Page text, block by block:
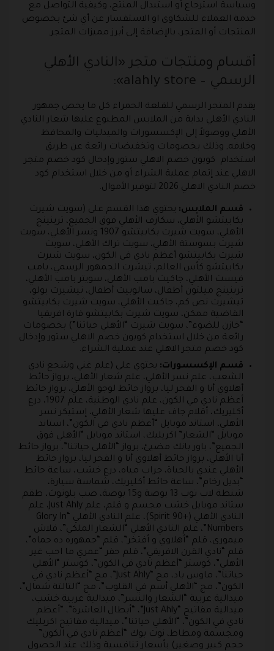
وسياسة استرجاع أو استبدال المنتج، وكيفية التواصل مع
خدمة العملاء للشكاوى او الاستفسار عن أي شئ بخصوص
المنتجات أو المتجر، بالإضافة إلى أبرز مميزات المتجر.
أقسام ومنتجات متجر «النادي الأهلي
الرسمي – alahly store»:
يقدم المتجر الرسمي للقلعة الحمراء كل ما يخص جمهور
النادي الأهلي بداية من الملابس المطبوع عليها شعار النادي
الأهلي ووصولاً إلى الإكسسورات والميدليات والمحافظ
وخلافه, وذلك بخصومات وتخفيضات رائعة عن طريق
استخدام كوبون خصم الاهلي ستور وإدخال كود خصم متجر
الاهلي عند إتمام عملية الشراء أو من خلال استخدام كود
خصم النادي الاهلي 2026 لتوفير الأموال.
قسم الملابس: يحتوي هذا القسم على (سويت شيرت
بكابيتشو الأهلي، سكارف الأهلي فوق الجميع، ترينينج
الأهلي، سويت شيرت بكابيتشو 1907 ونسر الأهلي، سويت
شيرت بسوستة الأهلي، سويت تراك الأهلي، سويت
شيرت بكابيتشو أعظم نادي فى الكون، سويت شيرت
بكابيتشو كأس العالم، تيشرت الجمهور الرسمي، بامب
فيست الأهلي، جاكيت بامب الأهلى، سويتر بامب الأهلي،
ترينينج ميلتون أطفال، سالوبيت أطفال، تيشيرت بولو،
تيشيرت نص كم، جاكيت الأهلي، سويت شيرت بكابيتشو
القاضية ممكن، سويت شيرت بكابيتشو قارة افريقيا
“خازن للضوء”، سويت شيرت “الأهلي حياتنا”) بخصومات
رائعة من خلال استخدام كوبون خصم الاهلي ستور وإدخال
كود خصم متجر الاهلي عند عملية الشراء.
قسم الإكسسورات: يحتوي على (علم غني وشجع نادي
الشعب، علم نسر الأهلي، علم شعار الأهلي، برواز حائط
أهلاوي أنا و الفخر ليا، برواز حائط لوجو الأهلي، برواز حائط
أعظم نادي في الكون، علم نادي الوطنية، علم 1907، درع
أكليريك، أقلام جاف عليها شعار الأهلي، إستيكر نسر
الأهلي، استاند موبايل “أعظم نادي في الكون”، استاند
موبايل “الشعار” اكريليك، استاند موبايل “الأهلي فوق
الجميع”، باور بانك مضيئ، برواز “الأهلى حياتنا”، برواز حائط
أنا الأهلي، برواز حائط أهلاوي أنا و الفخر ليا، برواز حائط
الأهلي عندي بالحياة، جراب مياه، درع خشب، ساعة حائط
“بديل رخام”، ساعة حائط أكليريك، شماسة سيارة،
شنطة لاب توب 13 بوصة و15 بوصة، صب بلوتوث، طقم
ستاند موبايل خشب مجسم و قلم، علم Just Ahly، علم
النادي الأهلي (+Spirit 90)، علم النادي الأهلي “Glory In
Numbers”، علم النادي الأهلي “الشعار الملكي”، فلاش
ميمورى، قلم “أهلاوي و أفتخر”، قلم “جمهوره ده حماه”،
قلم “نادي القرن الافريقي”، قلم حفر “عمري ما احب غير
الأهلي”، كوستر “أعظم نادي في الكون”، كوستر “الأهلي
حياتنا”، ماوس باد، مج “Just Ahly”، مج “أعظم نادي في
الكون”، مج “الأهلي أسم في القلوب”، مج “التالتة شمال”،
ميدالية عربية “الشعار والنسر”، ميدالية عربية خشب،
ميدالية مفاتيح “Just Ahly”، “أبطال العاشرة”، “أعظم
نادي في الكون”، “الأهلي حياتنا”، ميدالية مفاتيح اكريليك
ومجسمة ومطاط، نوت بوك “أعظم نادى في الكون”
حجم كبير وصغير) بأسعار تنافسية وذلك عند الحصول